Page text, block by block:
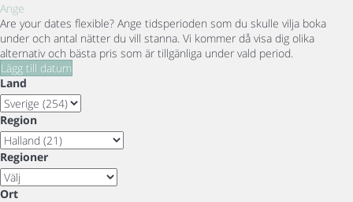
Ange
Are your dates flexible? Ange tidsperioden som du skulle vilja boka
under och antal nätter du vill stanna. Vi kommer då visa dig olika
alternativ och bästa pris som är tillgänliga under vald period.
Lägg till datum
Land
Region
Regioner
Ort